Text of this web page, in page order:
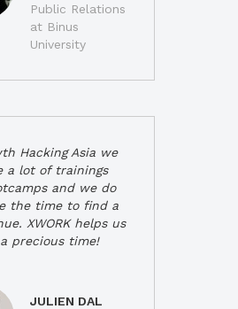
Public Relations
at Binus
University
Hacking Asia we
a lot of trainings
and we do
the time to find a
XWORK helps us
precious time!
JULIEN DAL